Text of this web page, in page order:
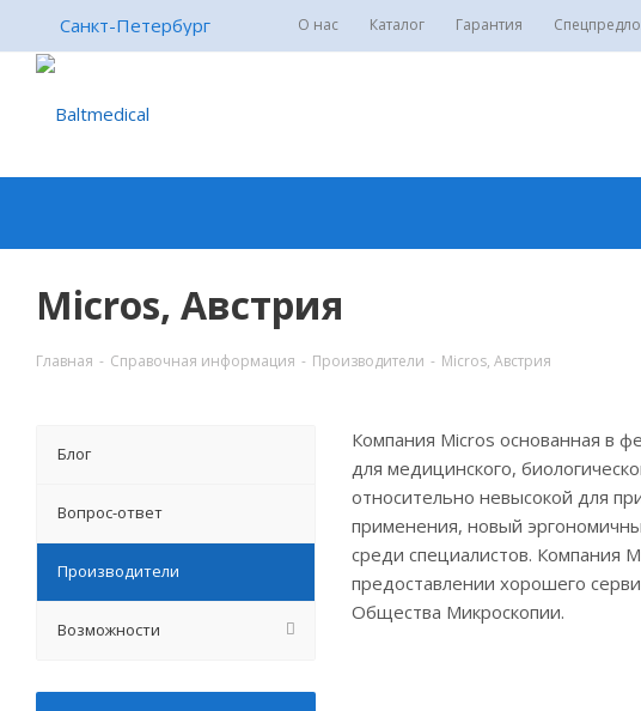
Санкт-Петербург О нас Каталог Гарантия
Micros, Австрия
Главная - Справочная информация - Производители - Micros, Австрия
Компания Micros основанная в
для медицинского,
относительно невысокой для
применения, новый
среди специалистов. Компания
предоставлении хорошего
Общества Микроскопии.
Блог
Вопрос-ответ
Производители
Возможности